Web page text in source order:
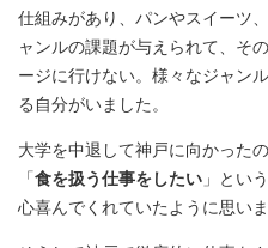
仕組みがあり、パンやスイーツ
ャンルの課題が与えられて、そ
ージに行けない。様々なジャン
る自分がいました。
大学を中退して神戸に向かった
「食を扱う仕事をしたい 」とい
心喜んでくれていたように思いま